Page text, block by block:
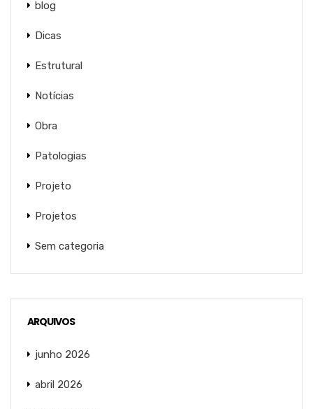
blog
Dicas
Estrutural
Notícias
Obra
Patologias
Projeto
Projetos
Sem categoria
ARQUIVOS
junho 2026
abril 2026